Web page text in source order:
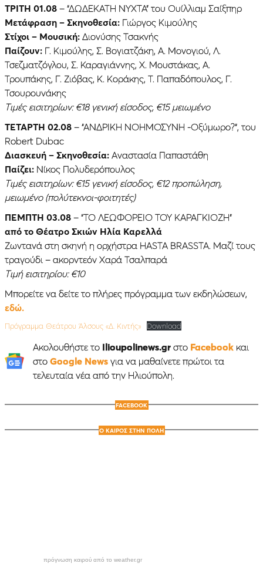
ΤΡΙΤΗ 01.08 – “ΔΩΔΕΚΑΤΗ ΝΥΧΤΑ” του Ουίλλιαμ Σαίξπηρ
Μετάφραση – Σκηνοθεσία: Γιώργος Κιμούλης
Στίχοι – Μουσική: Διονύσης Τσακνής
Παίζουν: Γ. Κιμούλης, Σ. Βογιατζάκη, Α. Μονογιού, Λ.
Τσεζματζόγλου, Σ. Καραγιάννης, Χ. Μουστάκας, Α.
Τρουπάκης, Γ. Ζιόβας, Κ. Κοράκης, Τ. Παπαδόπουλος, Γ.
Τσουρουνάκης
Τιμές εισιτηρίων: €18 γενική είσοδος, €15 μειωμένο
ΤΕΤΑΡΤΗ 02.08 – “ΑΝΔΡΙΚΗ ΝΟΗΜΟΣΥΝΗ -Οξύμωρο?“, του
Robert Dubac
Διασκευή – Σκηνοθεσία: Αναστασία Παπαστάθη
Παίζει: Νίκος Πολυδερόπουλος
Τιμές εισιτηρίων: €15 γενική είσοδος, €12 προπώληση,
μειωμένο (πολύτεκνοι-φοιτητές)
ΠΈΜΠΤΗ 03.08 – “ΤΟ ΛΕΩΦΟΡΕΙΟ ΤΟΥ ΚΑΡΑΓΚΙΟΖΗ”
από το Θέατρο Σκιών Ηλία Καρελλά
Ζωντανά στη σκηνή η ορχήστρα HASTA BRASSTA. Μαζί τους
τραγούδι – ακορντεόν Χαρά Τσαλπαρά
Τιμή εισιτηρίου: €10
Μπορείτε να δείτε το πλήρες πρόγραμμα των εκδηλώσεων,
εδώ.
Πρόγραμμα Θεάτρου Άλσους «Δ. Κιντής» Download
Ακολουθήστε το Ilioupolinews.grστο Facebookκαι
στο Google Newsγια να μαθαίνετε πρώτοι τα
τελευταία νέα από την Ηλιούπολη.
FACEBOOK
Ο ΚΑΙΡΟΣ ΣΤΗΝ ΠΟΛΗ
πρόγνωση καιρού από το weather.gr